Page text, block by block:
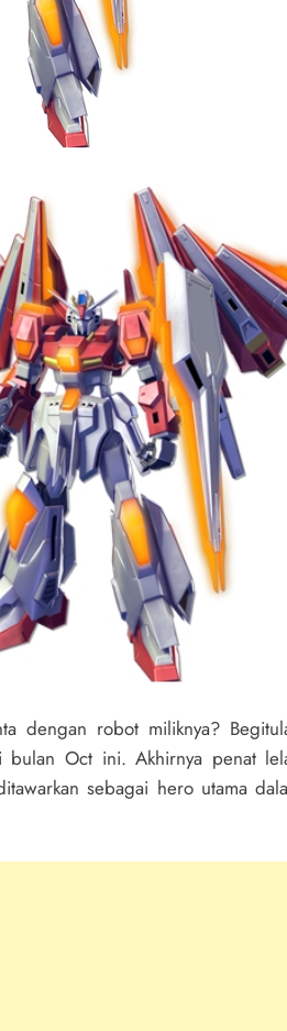
dengan robot miliknya?
Oct ini. Akhirnya penat
sebagai hero utama